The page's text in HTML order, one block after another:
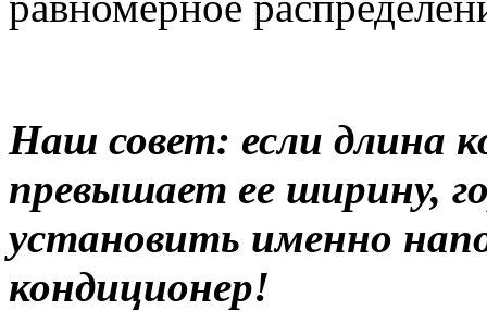
Наш совет: если длина
превышает ее ширину,
установить именно
кондиционер!